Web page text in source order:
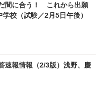
間に合う！ これから出願
校（試験／2月5日午後）
速報情報（2/3版）浅野、慶